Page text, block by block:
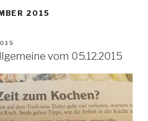
2015
vom 05.12.2015